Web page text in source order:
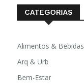
CATEGORIAS
Alimentos & Bebidas
Arq & Urb
Bem-Estar